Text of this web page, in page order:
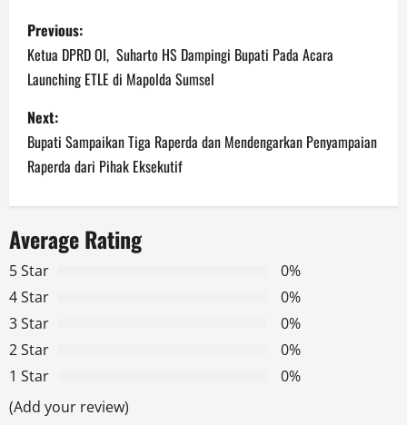
P
o
s
t
n
a
v
i
g
a
t
Previous:
Ketua DPRD OI, Suharto HS Dampingi Bupati Pada Acara
Launching ETLE di Mapolda Sumsel
Next:
Bupati Sampaikan Tiga Raperda dan Mendengarkan Penyampaian
Raperda dari Pihak Eksekutif
Average Rating
5 Star
0%
4 Star
0%
3 Star
0%
2 Star
0%
1 Star
0%
(Add your review)